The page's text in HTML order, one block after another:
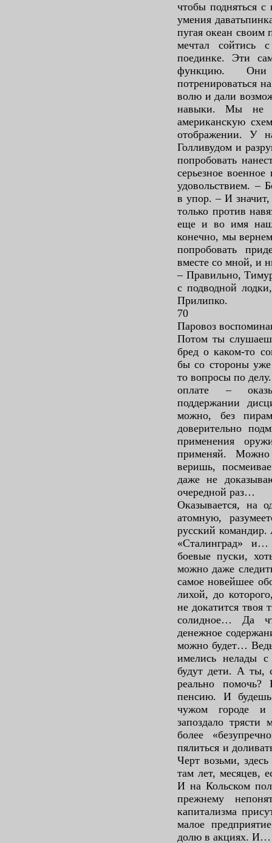
чтобы подняться
умения
пугая океан своим
мечтал сойтись
поединке. Эти
функцию.
потренироваться
волю и дали
навыки. Мы не
американскую
отображении. У
Голливудом и
попробовать
серьезное
удовольствием. –
в упор. – И значит,
только против
еще и во имя
конечно, мы
попробовать
вместе со мной, и
– Правильно,
с подводной
Прилипко.
70
Паровоз
Потом ты
бред о каком-то
бы со стороны
то вопросы по
оплате –
поддержании
можно, без
доверительно
применения
применяй.
веришь,
даже не
очередной раз…
Оказывается, на
атомную,
русский
«Сталинград»
боевые пуски,
можно даже
самое новейшее
лихой, до
не докатится
солидное… Да
денежное
можно будет…
имелись нелады
будут дети. А ты,
реально
пенсию. И
чужом городе и
запоздало трясти
более
пялиться и
Черт возьми,
там лет, месяцев,
И на Кольском
прежнему
капитализма
малое
долю в акциях. И…